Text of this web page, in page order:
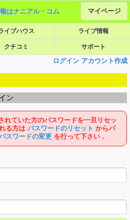
はナニアル・コム マイページ
イブハウス ライブ情報
クチコミ サポート
ログイン アカウント作成
ン
れていた方のパスワードを一旦リセッ
る方はパスワードのリセット からパ
スワードの変更 を行って下さい．